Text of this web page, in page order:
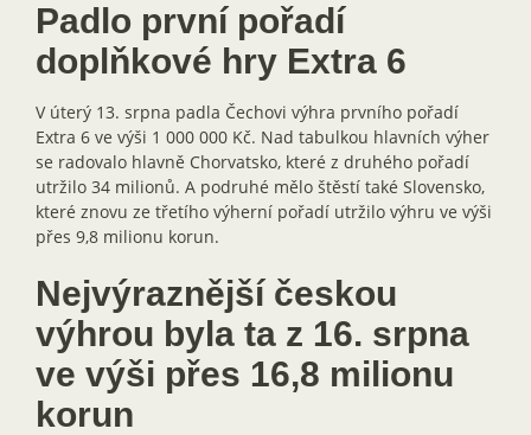
Padlo první pořadí
doplňkové hry Extra 6
V úterý 13. srpna padla Čechovi výhra prvního pořadí
Extra 6 ve výši 1 000 000 Kč. Nad tabulkou hlavních výher
se radovalo hlavně Chorvatsko, které z druhého pořadí
utržilo 34 milionů. A podruhé mělo štěstí také Slovensko,
které znovu ze třetího výherní pořadí utržilo výhru ve výši
přes 9,8 milionu korun.
Nejvýraznější českou
výhrou byla ta z 16. srpna
ve výši přes 16,8 milionu
korun